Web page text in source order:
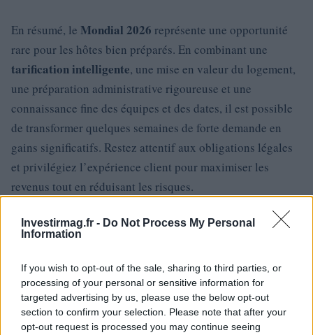
Investirmag.fr - Do Not Process My Personal
Information
If you wish to opt-out of the sale, sharing to third parties, or
processing of your personal or sensitive information for
targeted advertising by us, please use the below opt-out
section to confirm your selection. Please note that after your
opt-out request is processed you may continue seeing
En résumé, le Mondial 2026 représente une opportunité
rare pour les hôtes bien préparés. En combinant une
tarification intelligente, une mise en valeur du logement,
une préparation administrative rigoureuse et une
connaissance fine des équipes et des dates, il est possible
de transformer quelques semaines de forte demande en
gains significatifs. Restez attentif aux obligations légales
et privilégiez l’expérience client pour maximiser les
revenus tout en réduisant les risques.
Emanuele Tassinari
Emanuele Tassinari, restaurateur turinois, a
transformé la restauration d’une porte du
XVIIIe siècle en une étude de cas publiée : en
rédaction il dirige les rubriques sur la